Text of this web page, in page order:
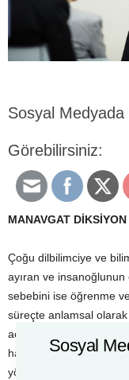
Sosyal
Görebilirsiniz:
MANAVGAT
Çoğu dilbilimciye ve
ayıran ve
sebebini ise öğrenme
süreçte anlamsal
açıklamaktadırlar. Dil,
hayatımızı
yönteminden biridir.
Sosyal